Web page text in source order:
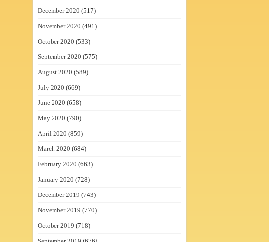
December 2020 (517)
November 2020 (491)
October 2020 (533)
September 2020 (575)
August 2020 (589)
July 2020 (669)
June 2020 (658)
May 2020 (790)
April 2020 (859)
March 2020 (684)
February 2020 (663)
January 2020 (728)
December 2019 (743)
November 2019 (770)
October 2019 (718)